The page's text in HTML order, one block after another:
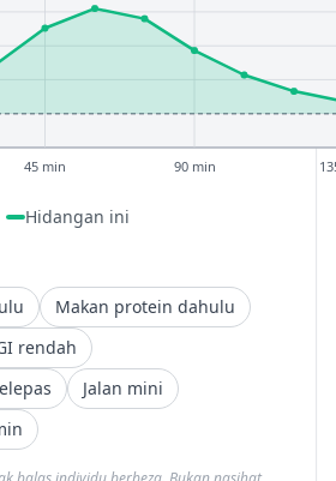
45 min 90 min
Hidangan ini
Makan protein dahulu
rendah
Jalan mini